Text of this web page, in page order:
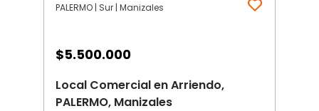
PALERMO | Sur | Manizales
$5.500.000
Local Comercial en Arriendo,
PALERMO, Manizales